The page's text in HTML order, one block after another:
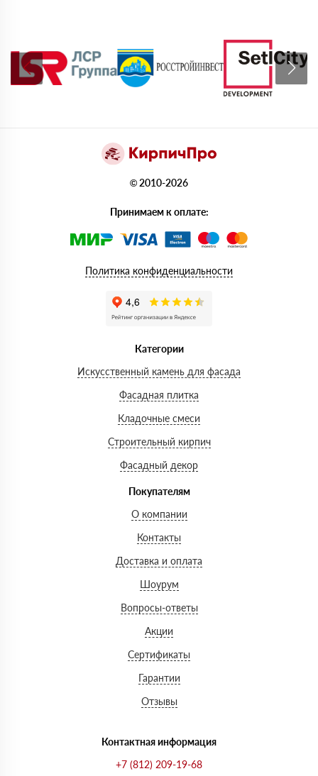
© 2010-2026
Принимаем к оплате:
Политика конфиденциальности
Категории
Искусственный камень для фасада
Фасадная плитка
Кладочные смеси
Строительный кирпич
Фасадный декор
Покупателям
О компании
Контакты
Доставка и оплата
Шоурум
Вопросы-ответы
Акции
Сертификаты
Гарантии
Отзывы
Контактная информация
+7 (812) 209-19-68